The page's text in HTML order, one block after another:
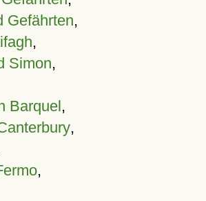
Gefährten,
,
Simon,
Barquel,
,
,